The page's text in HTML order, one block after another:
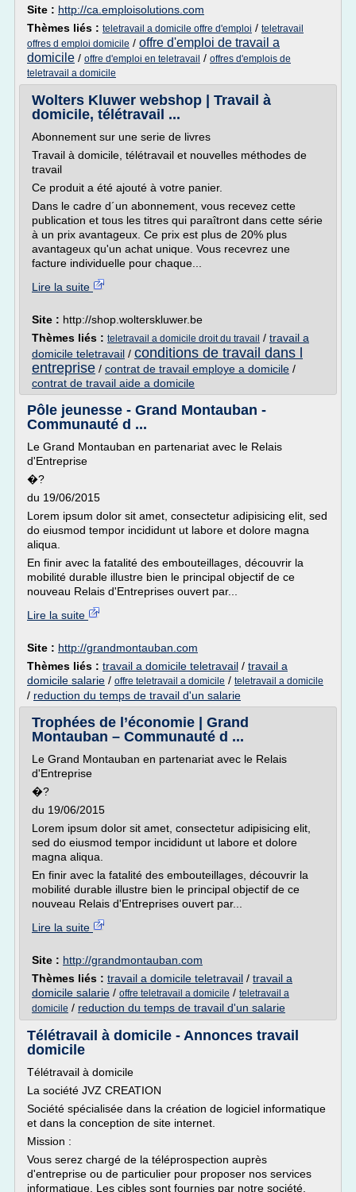
Site : http://ca.emploisolutions.com
Thèmes liés : teletravail a domicile offre d'emploi / teletravail
offres d emploi domicile / offre d'emploi de travail a
domicile / offre d'emploi en teletravail / offres d'emplois de
teletravail a domicile
Wolters Kluwer webshop | Travail à
domicile, télétravail ...
Abonnement sur une serie de livres
Travail à domicile, télétravail et nouvelles méthodes de
travail
Ce produit a été ajouté à votre panier.
Dans le cadre d´un abonnement, vous recevez cette
publication et tous les titres qui paraîtront dans cette série
à un prix avantageux. Ce prix est plus de 20% plus
avantageux qu'un achat unique. Vous recevrez une
facture individuelle pour chaque...
Lire la suite
Site : http://shop.wolterskluwer.be
Thèmes liés : teletravail a domicile droit du travail / travail a
domicile teletravail / conditions de travail dans l
entreprise / contrat de travail employe a domicile /
contrat de travail aide a domicile
Pôle jeunesse - Grand Montauban -
Communauté d ...
Le Grand Montauban en partenariat avec le Relais
d'Entreprise
�?
du 19/06/2015
Lorem ipsum dolor sit amet, consectetur adipisicing elit, sed
do eiusmod tempor incididunt ut labore et dolore magna
aliqua.
En finir avec la fatalité des embouteillages, découvrir la
mobilité durable illustre bien le principal objectif de ce
nouveau Relais d'Entreprises ouvert par...
Lire la suite
Site : http://grandmontauban.com
Thèmes liés : travail a domicile teletravail / travail a
domicile salarie / offre teletravail a domicile / teletravail a domicile
/ reduction du temps de travail d'un salarie
Trophées de l’économie | Grand
Montauban – Communauté d ...
Le Grand Montauban en partenariat avec le Relais
d'Entreprise
�?
du 19/06/2015
Lorem ipsum dolor sit amet, consectetur adipisicing elit,
sed do eiusmod tempor incididunt ut labore et dolore
magna aliqua.
En finir avec la fatalité des embouteillages, découvrir la
mobilité durable illustre bien le principal objectif de ce
nouveau Relais d'Entreprises ouvert par...
Lire la suite
Site : http://grandmontauban.com
Thèmes liés : travail a domicile teletravail / travail a
domicile salarie / offre teletravail a domicile / teletravail a
domicile / reduction du temps de travail d'un salarie
Télétravail à domicile - Annonces travail
domicile
Télétravail à domicile
La société JVZ CREATION
Société spécialisée dans la création de logiciel informatique
et dans la conception de site internet.
Mission :
Vous serez chargé de la téléprospection auprès
d'entreprise ou de particulier pour proposer nos services
informatique. Les cibles sont fournies par notre société.